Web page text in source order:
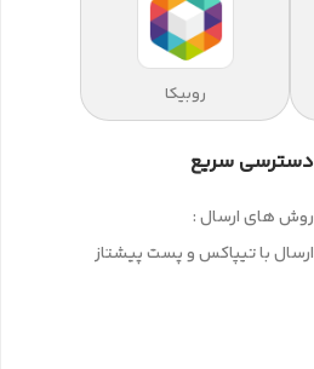
روبیکا
دسترسی سریع
روش های ارسال :
ارسال با تیپاکس و پست پیشتاز